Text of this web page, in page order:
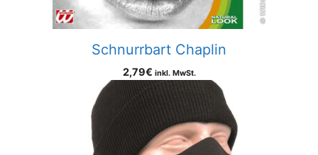
Schnurrbart Chaplin
2,79€ inkl. MwSt.